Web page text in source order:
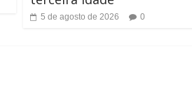
5 de agosto de 2026 0